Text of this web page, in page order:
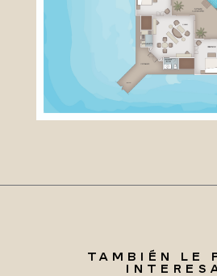
TAMBIÉN LE